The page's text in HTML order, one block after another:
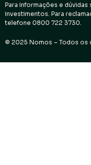
Para informações e
investimentos. Para
telefone 0800 722 3730.
© 2025 Nomos – Todos os